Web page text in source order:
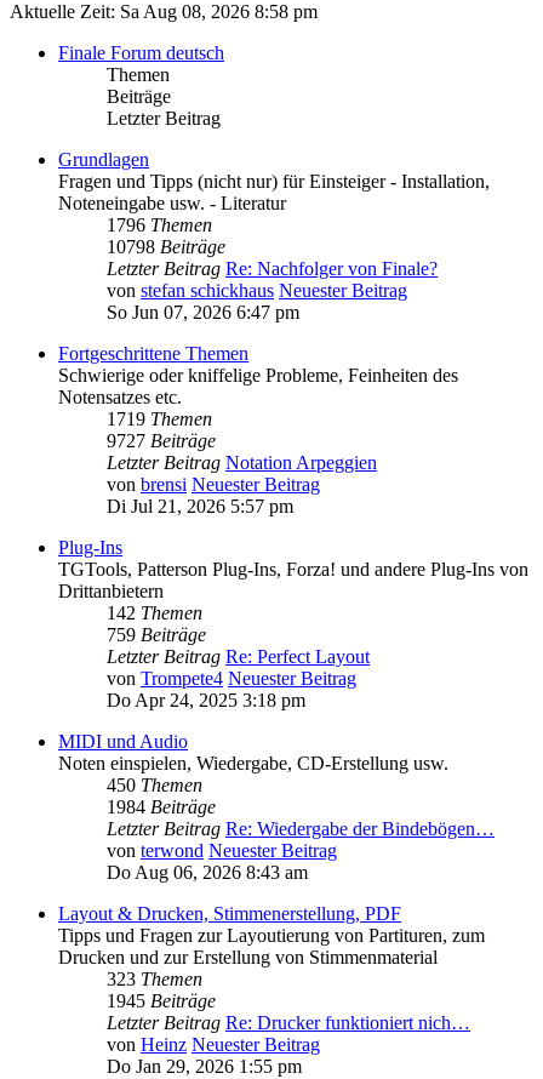
Aktuelle Zeit: Sa Aug 08, 2026 8:58 pm
Finale Forum deutsch
Themen
Beiträge
Letzter Beitrag
Grundlagen
Fragen und Tipps (nicht nur) für Einsteiger - Installation,
Noteneingabe usw. - Literatur
1796 Themen
10798 Beiträge
Letzter Beitrag Re: Nachfolger von Finale?
von stefan schickhaus Neuester Beitrag
So Jun 07, 2026 6:47 pm
Fortgeschrittene Themen
Schwierige oder kniffelige Probleme, Feinheiten des
Notensatzes etc.
1719 Themen
9727 Beiträge
Letzter Beitrag Notation Arpeggien
von brensi Neuester Beitrag
Di Jul 21, 2026 5:57 pm
Plug-Ins
TGTools, Patterson Plug-Ins, Forza! und andere Plug-Ins von
Drittanbietern
142 Themen
759 Beiträge
Letzter Beitrag Re: Perfect Layout
von Trompete4 Neuester Beitrag
Do Apr 24, 2025 3:18 pm
MIDI und Audio
Noten einspielen, Wiedergabe, CD-Erstellung usw.
450 Themen
1984 Beiträge
Letzter Beitrag Re: Wiedergabe der Bindebögen…
von terwond Neuester Beitrag
Do Aug 06, 2026 8:43 am
Layout & Drucken, Stimmenerstellung, PDF
Tipps und Fragen zur Layoutierung von Partituren, zum
Drucken und zur Erstellung von Stimmenmaterial
323 Themen
1945 Beiträge
Letzter Beitrag Re: Drucker funktioniert nich…
von Heinz Neuester Beitrag
Do Jan 29, 2026 1:55 pm